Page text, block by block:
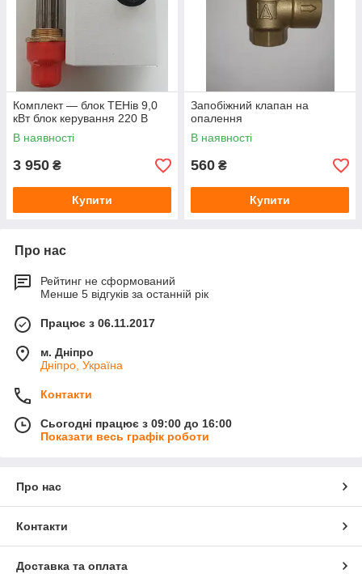
Комплект — блок ТЕНів 9,0
кВт блок керування 220 В
В наявності
3 950 ₴
Купити
Запобіжний клапан на
опалення
В наявності
560 ₴
Купити
Про нас
Рейтинг не сформований
Менше 5 відгуків за останній рік
Працює з 06.11.2017
м. Дніпро
Дніпро, Україна
Контакти
Сьогодні працює з 09:00 до 16:00
Показати весь графік роботи
Про нас
Контакти
Доставка та оплата